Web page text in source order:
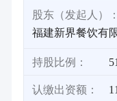
股东（发起人）：
福建新界餐饮有
持股比例：
认缴出资额：